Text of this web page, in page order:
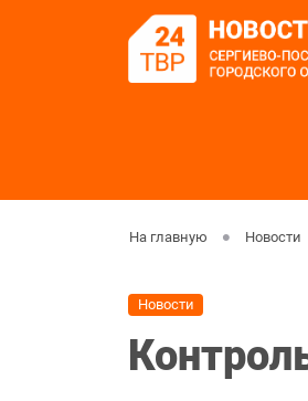
На главную Новости
Новости